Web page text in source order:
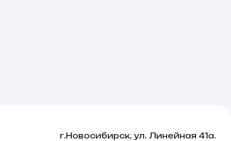
г.Новосибирск, ул. Линейная 41а.